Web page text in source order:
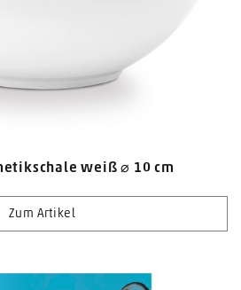
weiß ⌀ 10 cm
Zum Artikel